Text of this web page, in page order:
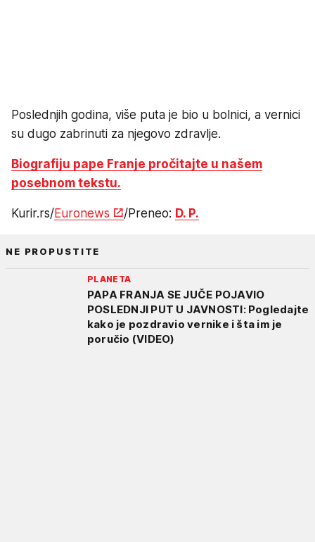
Poslednjih godina, više puta je bio u bolnici, a vernici
su dugo zabrinuti za njegovo zdravlje.
Biografiju pape Franje pročitajte u našem
posebnom tekstu.
Kurir.rs/Euronews /Preneo: D. P.
NE PROPUSTITE
PLANETA
PAPA FRANJA SE JUČE POJAVIO
POSLEDNJI PUT U JAVNOSTI: Pogledajte
kako je pozdravio vernike i šta im je
poručio (VIDEO)